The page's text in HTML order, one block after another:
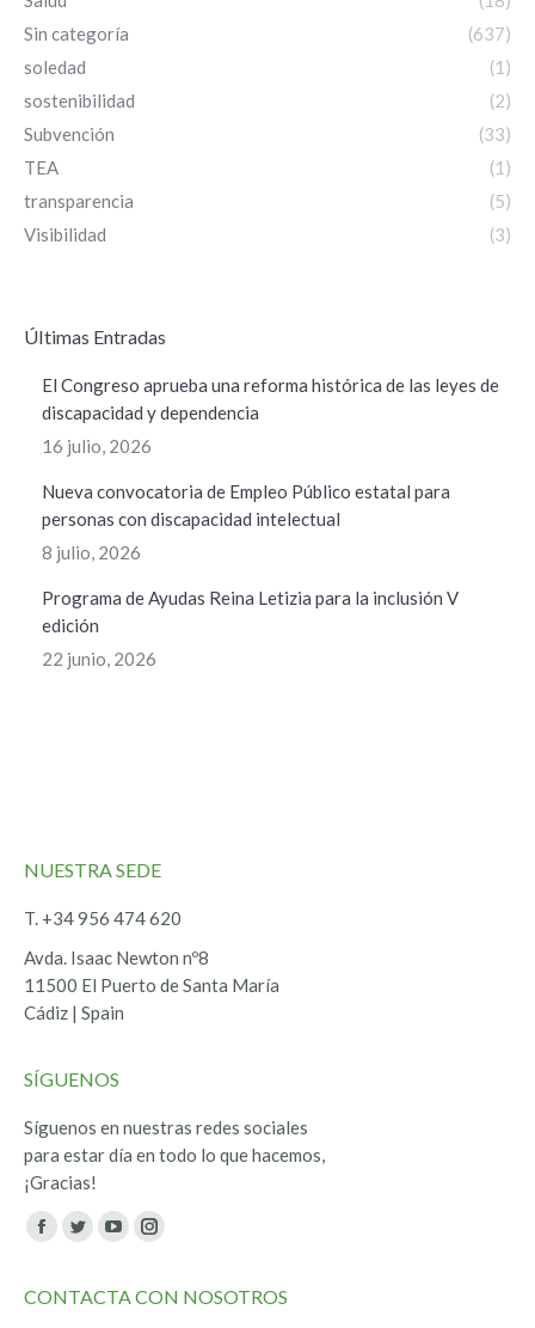
Sin categoría
(637)
soledad
(1)
sostenibilidad
(2)
Subvención
(33)
TEA
(1)
transparencia
(5)
Visibilidad
(3)
ÚItimas Entradas
El Congreso aprueba una reforma histórica de las leyes de
discapacidad y dependencia
16 julio, 2026
Nueva convocatoria de Empleo Público estatal para
personas con discapacidad intelectual
8 julio, 2026
Programa de Ayudas Reina Letizia para la inclusión V
edición
22 junio, 2026
NUESTRA SEDE
T. +34 956 474 620
Avda. Isaac Newton nº8
11500 El Puerto de Santa María
Cádiz | Spain
SÍGUENOS
Síguenos en nuestras redes sociales
para estar día en todo lo que hacemos,
¡Gracias!
Encuéntranos en:
Facebook
opens
Twitter
opens
YouTube
opens
Instagram
opens
CONTACTA CON NOSOTROS